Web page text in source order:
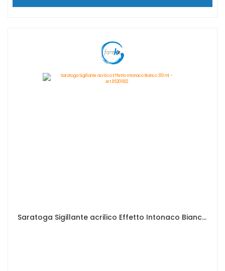
Saratoga Sigillante acrilico Effetto Intonaco Bianco 310 ml - Art.85201002